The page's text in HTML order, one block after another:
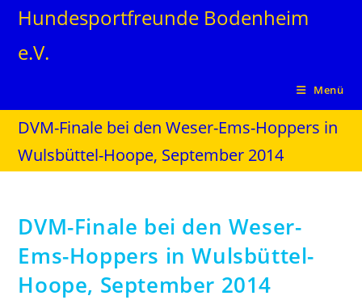
Hundesportfreunde Bodenheim
e.V.
Menü
DVM-Finale bei den Weser-Ems-Hoppers in
Wulsbüttel-Hoope, September 2014
DVM-Finale bei den Weser-
Ems-Hoppers in Wulsbüttel-
Hoope, September 2014